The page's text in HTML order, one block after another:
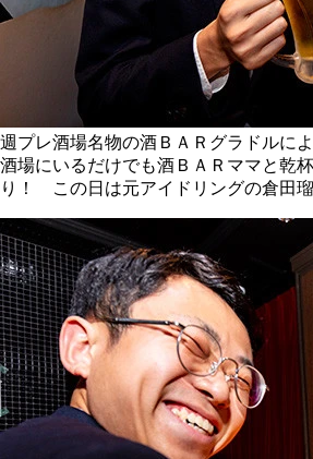
週プレ酒場名物の酒ＢＡＲグラドルに
酒場にいるだけでも酒ＢＡＲママと乾
り！ この日は元アイドリングの倉田